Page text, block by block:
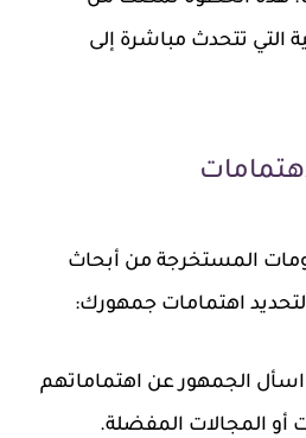
التي تتحدث مباشرة إلى
المستخرجة من أبحاث
لتحديد اهتمامات جمهورك:
اسأل الجمهور عن اهتماماتهم
أو المجالات المفضلة.